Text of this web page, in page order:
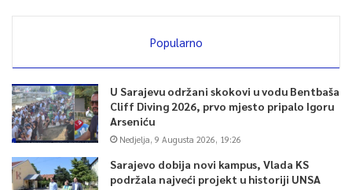
Popularno
U Sarajevu održani skokovi u vodu Bentbaša
Cliff Diving 2026, prvo mjesto pripalo Igoru
Arseniću
Nedjelja, 9 Augusta 2026, 19:26
Sarajevo dobija novi kampus, Vlada KS
podržala najveći projekt u historiji UNSA